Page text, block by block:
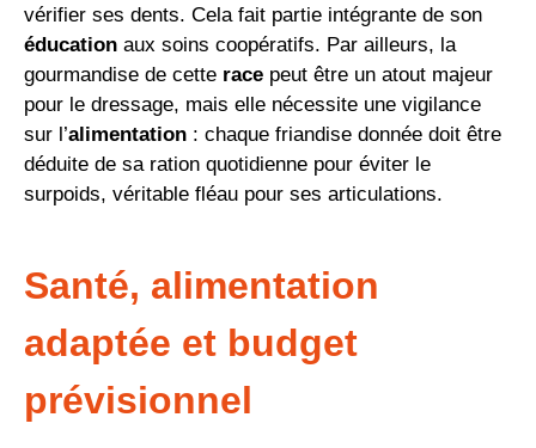
vérifier ses dents. Cela fait partie intégrante de son
éducation aux soins coopératifs. Par ailleurs, la
gourmandise de cette race peut être un atout majeur
pour le dressage, mais elle nécessite une vigilance
sur l’alimentation : chaque friandise donnée doit être
déduite de sa ration quotidienne pour éviter le
surpoids, véritable fléau pour ses articulations.
Santé, alimentation
adaptée et budget
prévisionnel